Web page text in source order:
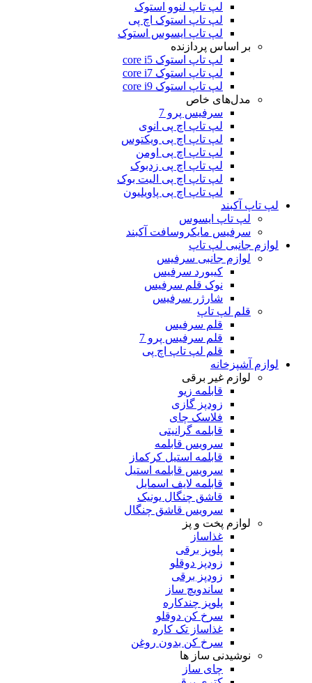
لپ تاپ لنوو استوک
لپ تاپ استوک اچ پی
لپ تاپ ایسوس استوک
بر اساس پردازنده
لپ تاپ استوک core i5
لپ تاپ استوک core i7
لپ تاپ استوک core i9
مدل‌های خاص
سرفیس پرو 7
لپ تاپ اچ پی انوی
لپ تاپ اچ پی ویکتوس
لپ تاپ اچ پی اومن
لپ تاپ اچ پی زدبوک
لپ تاپ اچ پی الیت بوک
لپ تاپ اچ پی پاویلیون
لپ تاپ آکبند
لپ تاپ ایسوس
سرفیس مایکروسافت آکبند
لوازم جانبی لپ تاپ
لوازم جانبی سرفیس
کیبورد سرفیس
نوک قلم سرفیس
شارژر سرفیس
قلم لپ تاپ
قلم سرفیس
قلم سرفیس پرو 7
قلم لپ تاپ اچ پی
لوازم آشپزخانه
لوازم غیر برقی
قابلمه زیو
زودپز گازی
فلاسک چای
قابلمه گرانیتی
سرویس قابلمه
قابلمه استیل کرکماز
سرویس قابلمه استیل
قابلمه لایف اسمایل
قاشق چنگال یونیک
سرویس قاشق چنگال
لوازم پخت و پز
غذاساز
پلوپز برقی
زودپز دوقلو
زودپز برقی
ساندویچ ساز
پلوپز چندکاره
سرخ کن دوقلو
غذاساز تک کاره
سرخ کن بدون روغن
نوشیدنی ساز ها
چای ساز